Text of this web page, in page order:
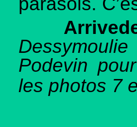
Podevin
les photos 7